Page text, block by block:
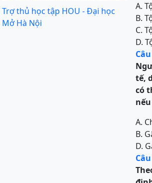
Trợ thủ học tập HOU - Đại học
Mở Hà Nội
A.
B.
C.
D.
tế,
có
A.
B.
D.